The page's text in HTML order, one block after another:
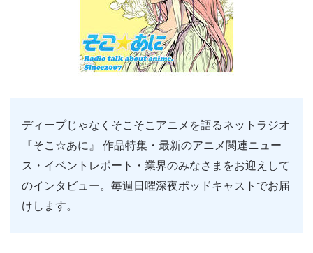
ディープじゃなくそこそこアニメを語るネットラジオ
『そこ☆あに』 作品特集・最新のアニメ関連ニュー
ス・イベントレポート・業界のみなさまをお迎えして
のインタビュー。毎週日曜深夜ポッドキャストでお届
けします。